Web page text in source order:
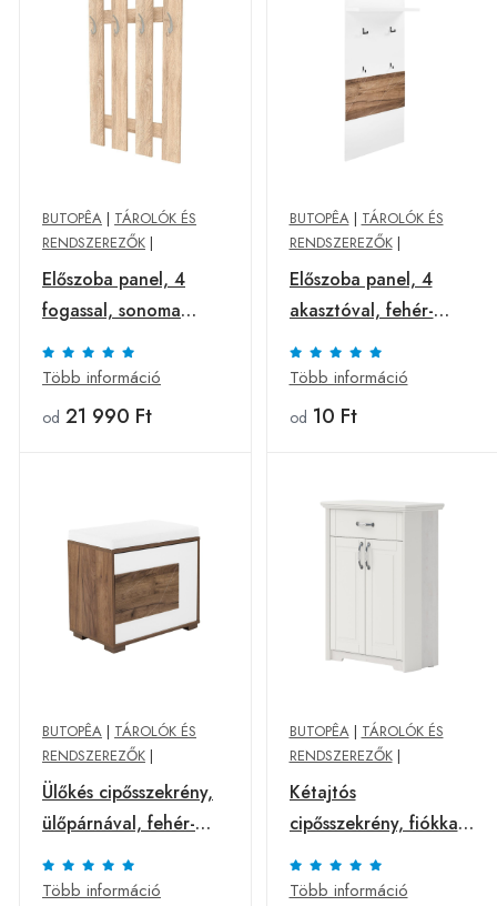
BUTOPÊA | TÁROLÓK ÉS
RENDSZEREZŐK |
Előszoba panel, 4
fogassal, sonoma
tölgy - COLORADO -
Butopêa
Több információ
od 21 990 Ft
BUTOPÊA| TÁROLÓK ÉS
RENDSZEREZŐK|
Előszoba panel, 4
akasztóval, fehér-
dohánytölgy - PABLO
- Butopêa
Több információ
od 10 Ft
BUTOPÊA | TÁROLÓK ÉS
RENDSZEREZŐK |
Ülőkés cipősszekrény,
ülőpárnával, fehér-
dohánytölgy - PABLO
- Butopêa
Több információ
BUTOPÊA| TÁROLÓK ÉS
RENDSZEREZŐK|
Kétajtós
cipősszekrény, fiókkal,
fehér - PERCE NEIGE -
Butopêa
Több információ